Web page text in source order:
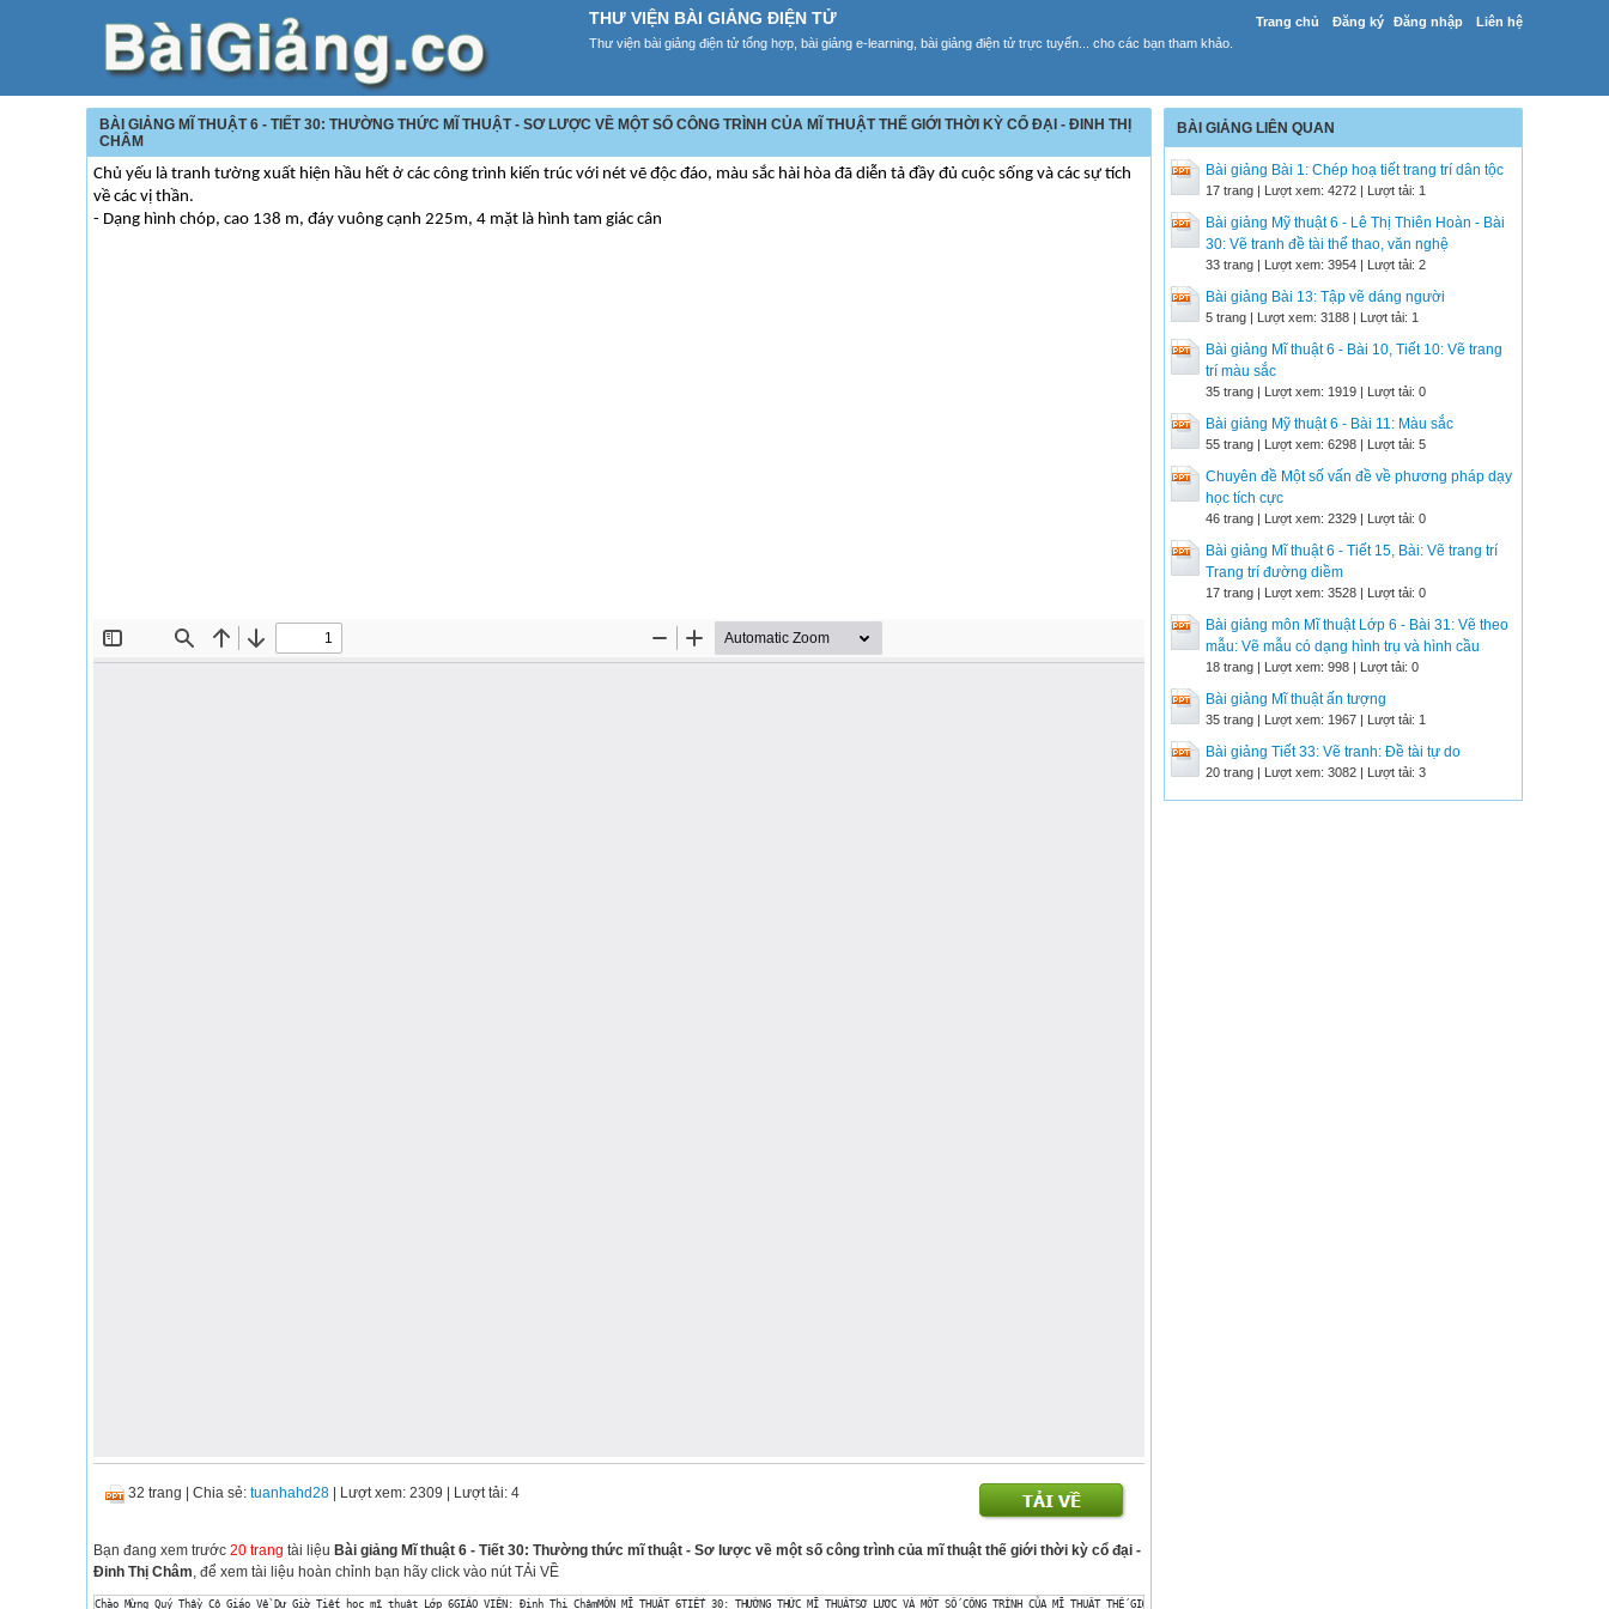
Trang chủ Đăng ký Đăng nhập Liên hệ
THƯ VIỆN BÀI GIẢNG ĐIỆN TỬ
Thư viện bài giảng điện tử tổng hợp, bài giảng e-learning, bài giảng điện tử trực tuyến... cho các bạn tham khảo.
BÀI GIẢNG MĨ THUẬT 6 - TIẾT 30: THƯỜNG THỨC MĨ THUẬT - SƠ LƯỢC VỀ MỘT SỐ CÔNG TRÌNH CỦA MĨ THUẬT THẾ GIỚI THỜI KỲ CỔ ĐẠI - ĐINH THỊ
CHÂM
Chủ yếu là tranh tường xuất hiện hầu hết ở các công trình kiến trúc với nét vẽ độc đáo, màu sắc hài hòa đã diễn tả đầy đủ cuộc sống và các sự tích
về các vị thần.
- Dạng hình chóp, cao 138 m, đáy vuông cạnh 225m, 4 mặt là hình tam giác cân
32 trang Chia sẻ: tuanhahd28 | Lượt xem: 2309 | Lượt tải: 4
Bạn đang xem trước 20 trang tài liệu Bài giảng Mĩ thuật 6 - Tiết 30: Thường thức mĩ thuật - Sơ lược về một số công trình của mĩ thuật thế giới thời kỳ cổ đại -
Đinh Thị Châm, để xem tài liệu hoàn chỉnh bạn hãy click vào nút TẢi VỀ
Chào Mừng Quý Thầy Cô Giáo Về Dự Giờ Tiết học mĩ thuật Lớp 6GIÁO VIÊN: Đinh Thị ChâmMÔN MĨ THUẬT 6TIẾT 30: THƯỜNG THỨC MĨ THUẬTSƠ LƯỢC VÀ MỘT SỐ CÔNG TRÌNH CỦA MĨ THUẬT THẾ GIỚI THỜI KỲ , CỔ ĐẠI CHỦ ĐỀ MĨ THUẬT THẾ
BÀI GIẢNG LIÊN QUAN
Bài giảng Bài 1: Chép hoạ tiết trang trí dân tộc
17 trang | Lượt xem: 4272 | Lượt tải: 1
Bài giảng Mỹ thuật 6 - Lê Thị Thiên Hoàn - Bài
30: Vẽ tranh đề tài thể thao, văn nghệ
33 trang | Lượt xem: 3954 | Lượt tải: 2
Bài giảng Bài 13: Tập vẽ dáng người
5 trang | Lượt xem: 3188 | Lượt tải: 1
Bài giảng Mĩ thuật 6 - Bài 10, Tiết 10: Vẽ trang
trí màu sắc
35 trang | Lượt xem: 1919 | Lượt tải: 0
Bài giảng Mỹ thuật 6 - Bài 11: Màu sắc
55 trang | Lượt xem: 6298 | Lượt tải: 5
Chuyên đề Một số vấn đề về phương pháp dạy
học tích cực
46 trang | Lượt xem: 2329 | Lượt tải: 0
Bài giảng Mĩ thuật 6 - Tiết 15, Bài: Vẽ trang trí
Trang trí đường diềm
17 trang | Lượt xem: 3528 | Lượt tải: 0
Bài giảng môn Mĩ thuật Lớp 6 - Bài 31: Vẽ theo
mẫu: Vẽ mẫu có dạng hình trụ và hình cầu
18 trang | Lượt xem: 998 | Lượt tải: 0
Bài giảng Mĩ thuật ấn tượng
35 trang | Lượt xem: 1967 | Lượt tải: 1
Bài giảng Tiết 33: Vẽ tranh: Đề tài tự do
20 trang | Lượt xem: 3082 | Lượt tải: 3